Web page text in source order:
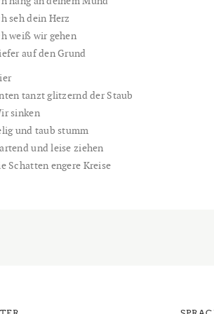
seh dein Herz
weiß wir gehen
auf den Grund
tanzt glitzernd der Staub
sinken
und taub stumm
und leise ziehen
Schatten engere Kreise